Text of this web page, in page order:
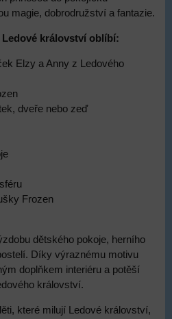
magie, dobrodružství a fantazie.
království oblíbí:
Elzy a Anny z Ledového
dveře nebo zeď
Frozen
dětského pokoje, herního
Díky výraznému motivu
doplňkem interiéru a potěší
království.
které milují Ledové království,